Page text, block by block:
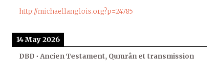
http://michaellanglois.org?p=24785
14 May 2026
DBD • Ancien Testament, Qumrân et transmission